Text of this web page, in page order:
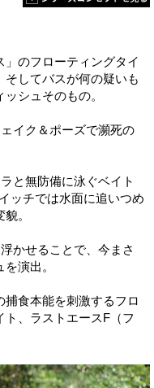
のフローティングタイ
してバスが何の疑いも
シュそのもの。
イク＆ポーズで瀕死の
と無防備に泳ぐベイト
ッチでは水面に追いつめ
。
かせることで、今まさ
演出。
食本能を刺激するフロ
、ラストエースF（フ